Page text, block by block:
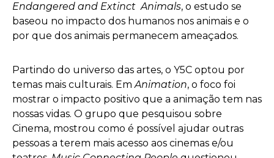
Endangered and Extinct Animals, o estudo se
baseou no impacto dos humanos nos animais e o
por que dos animais permanecem ameaçados.
Partindo do universo das artes, o Y5C optou por
temas mais culturais. EmAnimation, o foco foi
mostrar o impacto positivo que a animação tem nas
nossas vidas. O grupo que pesquisou sobre
Cinema, mostrou como é possível ajudar outras
pessoas a terem mais acesso aos cinemas e/ou